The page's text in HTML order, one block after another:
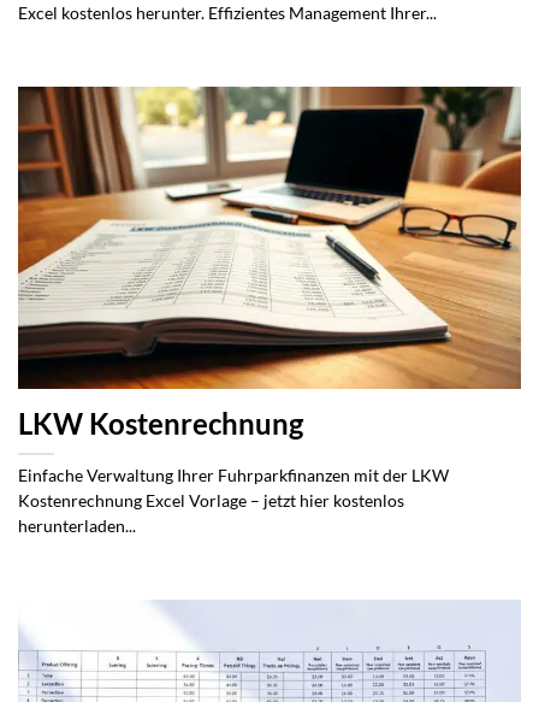
Excel kostenlos herunter. Effizientes Management Ihrer...
LKW Kostenrechnung
Einfache Verwaltung Ihrer Fuhrparkfinanzen mit der LKW
Kostenrechnung Excel Vorlage – jetzt hier kostenlos
herunterladen...